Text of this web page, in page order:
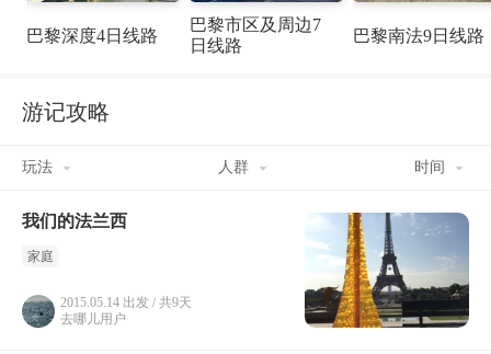
巴黎深度4日线路
巴黎市区及周边7
日线路
巴黎南法9日线路
游记攻略
玩法 人群 时间
我们的法兰西
家庭
2015.05.14 出发 / 共9天
去哪儿用户